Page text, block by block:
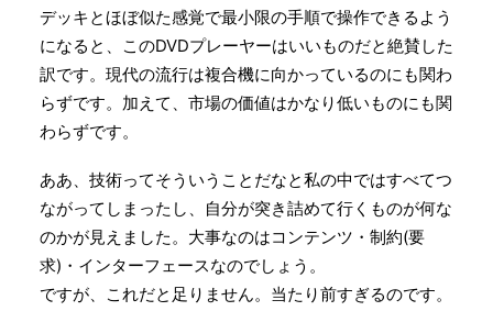
デッキとほぼ似た感覚で最小限の手順で操作できるよう
になると、このDVDプレーヤーはいいものだと絶賛した
訳です。現代の流行は複合機に向かっているのにも関わ
らずです。加えて、市場の価値はかなり低いものにも関
わらずです。
ああ、技術ってそういうことだなと私の中ではすべてつ
ながってしまったし、自分が突き詰めて行くものが何な
のかが見えました。大事なのはコンテンツ・制約(要
求)・インターフェースなのでしょう。
ですが、これだと足りません。当たり前すぎるのです。